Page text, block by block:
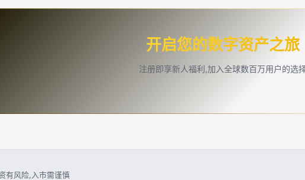
开启您的数字资产之旅
注册即享新人福利,加入全球数百万用户的选
有风险,入市需谨慎